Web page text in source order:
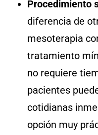
Procedimiento
diferencia de
mesoterapia
tratamiento
no requiere
pacientes
cotidianas
opción muy